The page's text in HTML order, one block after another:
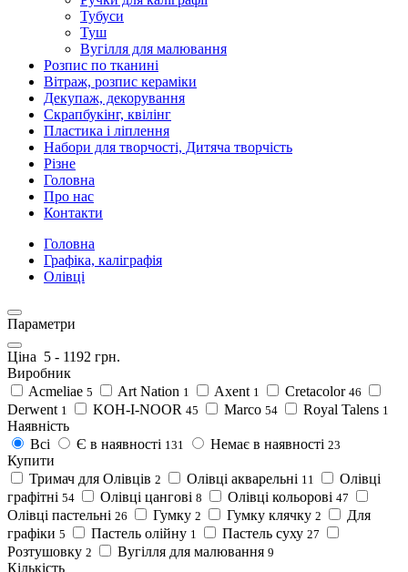
Тубуси
Туш
Вугілля для малювання
Розпис по тканині
Вітраж, розпис кераміки
Декупаж, декорування
Скрапбукінг, квілінг
Пластика і ліплення
Набори для творчості, Дитяча творчість
Різне
Головна
Про нас
Контакти
Головна
Графіка, каліграфія
Олівці
Параметри
Ціна 5 - 1192 грн.
Виробник
Acmeliae 5 Art Nation 1 Axent 1 Cretacolor 46
Derwent 1 KOH-I-NOOR 45 Marco 54 Royal Talens 1
Наявність
Всі
Є в наявності 131 Немає в наявності 23
Купити
Тримач для Олівців 2 Олівці акварельні 11
Олівці
графітні 54 Олівці цангові 8 Олівці кольорові 47
Олівці пастельні 26 Гумку 2 Гумку клячку 2
Для
графіки 5 Пастель олійну 1 Пастель суху 27
Розтушовку 2 Вугілля для малювання 9
Кількість